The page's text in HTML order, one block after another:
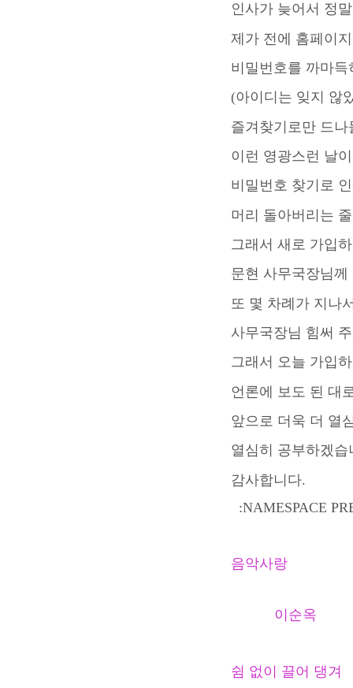
인사가 늦어서 정
제가 전에 홈페이
비밀번호를 까마
(아이디는 잊지 않
즐겨찾기로만 드나
이런 영광스런 날
비밀번호 찾기로
머리 돌아버리는
그래서 새로 가입
문현 사무국장님
또 몇 차례가 지나
사무국장님 힘써
그래서 오늘 가입
언론에 보도 된 대
앞으로 더욱 더 열
열심히 공부하겠습
감사합니다.
:NAMESPACE
음악사랑
이순옥
쉼 없이 끌어 댕겨